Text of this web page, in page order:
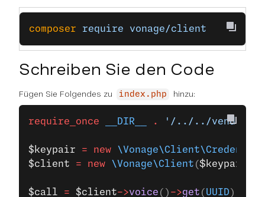
composer require vonage/client
Schreiben Sie den Code
Fügen Sie Folgendes zu index.php hinzu:
require_once __DIR__ . '/../../vendor/
$keypair = new
$client = new \Vonage\Client ($keypair
$call = $client->voice () ->get ( UUID );